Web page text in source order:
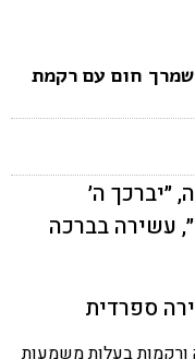
חום עם רקמת
״יברכך ה׳
עשירה בברכה
ספרדית
בעלות משמעות